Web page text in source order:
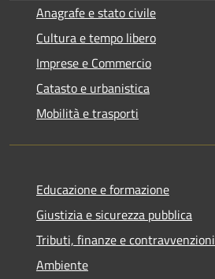
Anagrafe e stato civile
Cultura e tempo libero
Imprese e Commercio
Catasto e urbanistica
Mobilità e trasporti
Educazione e formazione
Giustizia e sicurezza pubblica
Tributi, finanze e contravvenzioni
Ambiente